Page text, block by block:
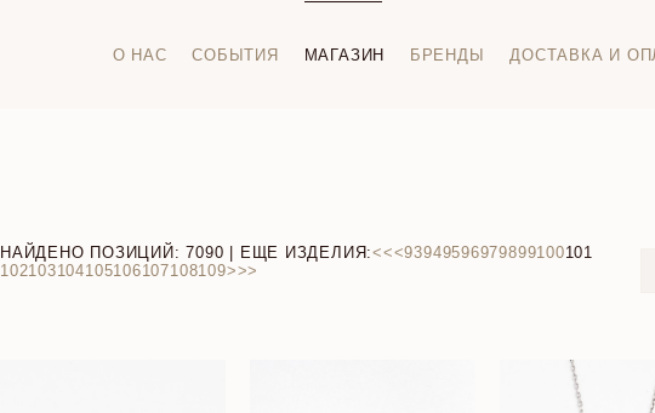
О НАС СОБЫТИЯ МАГАЗИН БРЕНДЫ ДОСТАВКА И
НАЙДЕНО ПОЗИЦИЙ:7090 | ЕЩЕ ИЗДЕЛИЯ:<<<93949596979899100101
102103104105106107108109>>>